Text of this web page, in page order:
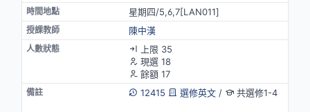
星期四/5,6,7[LAN011]
陳中漢
上限 35
現選 18
餘額 17
12415
選修英文/ 共選修1-4